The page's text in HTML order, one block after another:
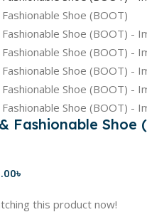
Fashionable Shoe
৳
this product now!